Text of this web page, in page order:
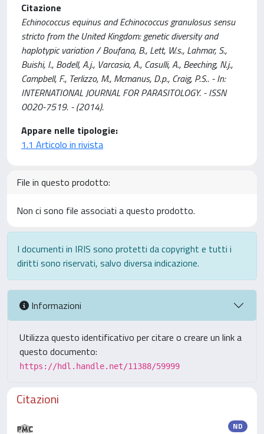
Citazione
Echinococcus equinus and Echinococcus granulosus sensu
stricto from the United Kingdom: genetic diversity and
haplotypic variation / Boufana, B., Lett, W.s., Lahmar, S.,
Buishi, I., Bodell, A.j., Varcasia, A., Casulli, A., Beeching, N.j.,
Campbell, F., Terlizzo, M., Mcmanus, D.p., Craig, P.S.. - In:
INTERNATIONAL JOURNAL FOR PARASITOLOGY. - ISSN
0020-7519. - (2014).
Appare nelle tipologie:
1.1 Articolo in rivista
File in questo prodotto:
Non ci sono file associati a questo prodotto.
I documenti in IRIS sono protetti da copyright e tutti i
diritti sono riservati, salvo diversa indicazione.
Informazioni
Utilizza questo identificativo per citare o creare un link a
questo documento:
https://hdl.handle.net/11388/59999
Citazioni
ND